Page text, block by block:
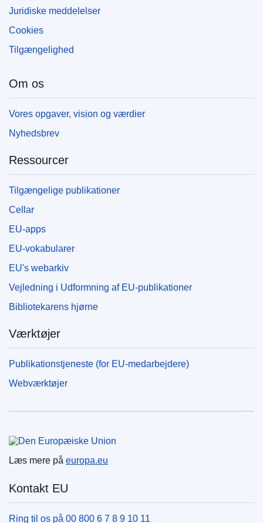
Juridiske meddelelser
Cookies
Tilgængelighed
Om os
Vores opgaver, vision og værdier
Nyhedsbrev
Ressourcer
Tilgængelige publikationer
Cellar
EU-apps
EU-vokabularer
EU's webarkiv
Vejledning i Udformning af EU-publikationer
Bibliotekarens hjørne
Værktøjer
Publikationstjeneste (for EU-medarbejdere)
Webværktøjer
Læs mere på europa.eu
Kontakt EU
Ring til os på 00 800 6 7 8 9 10 11